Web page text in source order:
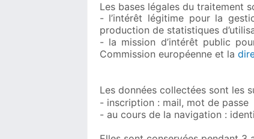
Les bases légales du traitement
- l’intérêt légitime pour la
production de statistiques
- la mission d’intérêt public
Commission européenne et la
Les données collectées sont les
- inscription : mail, mot de passe
- au cours de la navigation :